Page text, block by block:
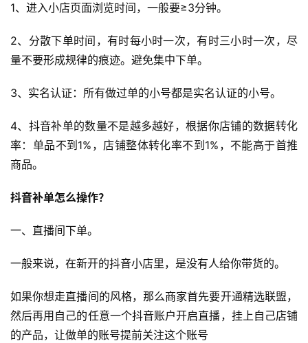
首
1、进入小店页面浏览时间，一般要≥3分钟。
2、分散下单时间，有时每小时一次，有时三小时一次，尽
量不要形成规律的痕迹。避免集中下单。
3、实名认证：所有做过单的小号都是实名认证的小号。
4、抖音补单的数量不是越多越好，根据你店铺的数据转化
率：单品不到1%，店铺整体转化率不到1%，不能高于首推
商品。
抖音补单怎么操作？
一、直播间下单。
一般来说，在新开的抖音小店里，是没有人给你带货的。
如果你想走直播间的风格，那么商家首先要开通精选联盟，
然后再用自己的任意一个抖音账户开启直播，挂上自己店铺
的产品，让做单的账号提前关注这个账号